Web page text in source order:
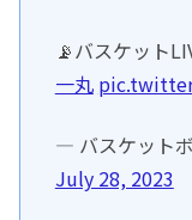
📡バスケット
一丸
— バスケット
July 28, 2023